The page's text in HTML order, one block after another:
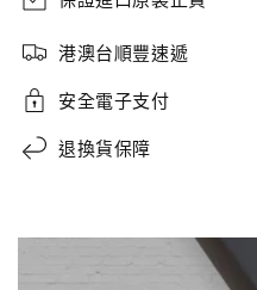
港澳台順豐速遞
安全電子支付
退換貨保障